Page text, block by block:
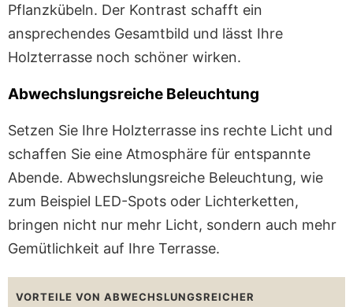
Pflanzkübeln. Der Kontrast schafft ein
ansprechendes Gesamtbild und lässt Ihre
Holzterrasse noch schöner wirken.
Abwechslungsreiche Beleuchtung
Setzen Sie Ihre Holzterrasse ins rechte Licht und
schaffen Sie eine Atmosphäre für entspannte
Abende. Abwechslungsreiche Beleuchtung, wie
zum Beispiel LED-Spots oder Lichterketten,
bringen nicht nur mehr Licht, sondern auch mehr
Gemütlichkeit auf Ihre Terrasse.
VORTEILE VON ABWECHSLUNGSREICHER